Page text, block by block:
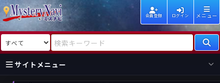
会員登録 ログイン メニュー
検索対象 検索キーワード
サイトメニュー